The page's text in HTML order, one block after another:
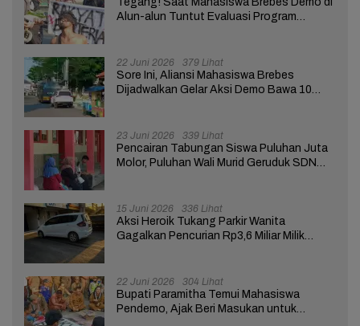
Alun-alun Tuntut Evaluasi Program
22 Juni 2026 379 Lihat
Sore Ini, Aliansi Mahasiswa Brebes
Dijadwalkan Gelar Aksi Demo Bawa 10
23 Juni 2026 339 Lihat
Pencairan Tabungan Siswa Puluhan Juta
Molor, Puluhan Wali Murid Geruduk SDN
15 Juni 2026 336 Lihat
Aksi Heroik Tukang Parkir Wanita
Gagalkan Pencurian Rp3,6 Miliar Milik
22 Juni 2026 304 Lihat
Bupati Paramitha Temui Mahasiswa
Pendemo, Ajak Beri Masukan untuk